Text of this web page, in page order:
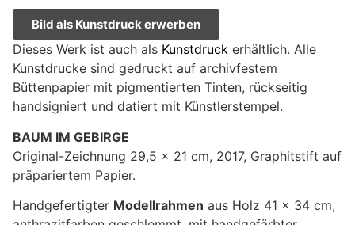
Bild als Kunstdruck erwerben
Dieses Werk ist auch als Kunstdruck erhältlich. Alle
Kunstdrucke sind gedruckt auf archivfestem
Büttenpapier mit pigmentierten Tinten, rückseitig
handsigniert und datiert mit Künstlerstempel.
BAUM IM GEBIRGE
Original-Zeichnung 29,5 x 21 cm, 2017, Graphitstift auf
präpariertem Papier.
Handgefertigter Modellrahmen aus Holz 41 x 34 cm,